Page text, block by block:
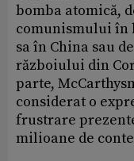
bomba atomică,
comunismului în
sa în China sau
războiului din
parte,
considerat o
frustrare
milioane de